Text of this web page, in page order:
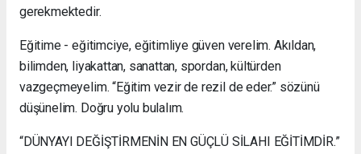
gerekmektedir.
Eğitime - eğitimciye, eğitimliye güven verelim. Akıldan,
bilimden, liyakattan, sanattan, spordan, kültürden
vazgeçmeyelim. “Eğitim vezir de rezil de eder.” sözünü
düşünelim. Doğru yolu bulalım.
“DÜNYAYI DEĞİŞTİRMENİN EN GÜÇLÜ SİLAHI EĞİTİMDİR.”